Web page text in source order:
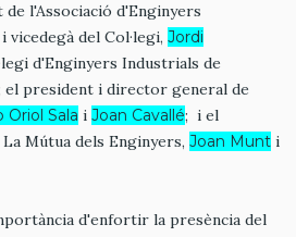
l'Associació d'Enginyers
vicedegà del Col·legi, Jordi
d'Enginyers Industrials de
el president i director general de
Oriol Sala i Joan Cavallé; i el
Mútua dels Enginyers, Joan Munt i
d'enfortir la presència del